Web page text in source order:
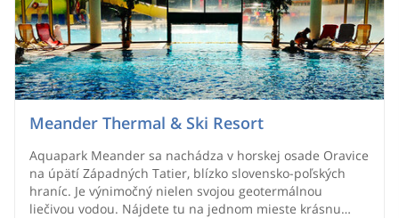
Meander Thermal & Ski Resort
Aquapark Meander sa nachádza v horskej osade Oravice
na úpätí Západných Tatier, blízko slovensko-poľských
hraníc. Je výnimočný nielen svojou geotermálnou
liečivou vodou. Nájdete tu na jednom mieste krásnu